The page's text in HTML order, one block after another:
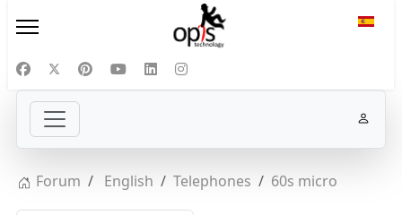
Forum English Telephones 60s micro